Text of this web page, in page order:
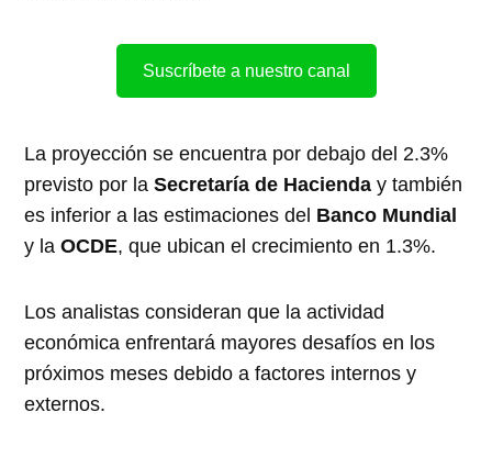
Suscríbete a nuestro canal
La proyección se encuentra por debajo del 2.3%
previsto por laSecretaría de Hacienda y también
es inferior a las estimaciones del Banco Mundial
y laOCDE, que ubican el crecimiento en 1.3%.
Los analistas consideran que la actividad
económica enfrentará mayores desafíos en los
próximos meses debido a factores internos y
externos.